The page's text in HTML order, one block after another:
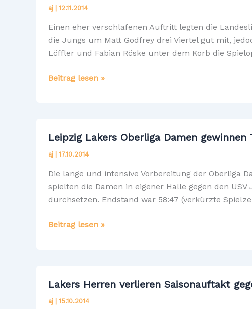
aj 12.11.2014
Einen eher verschlafenen Auftritt legten die
die Jungs um Matt Godfrey drei Viertel gut mit,
Löffler und Fabian Röske unter dem Korb die
Nix
Lakers-
Herren
gegen
Bautzen
Beitrag lesen »
Leipzig Lakers Oberliga Damen gewinnen
aj 17.10.2014
Die lange und intensive Vorbereitung der Oberliga
spielten die Damen in eigener Halle gegen den
durchsetzen. Endstand war 58:47 (verkürzte
Leipzig
Testspiel
gegen
Beitrag lesen »
Lakers Herren verlieren Saisonauftakt
aj 15.10.2014